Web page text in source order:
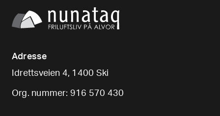
Adresse
Idrettsveien 4, 1400 Ski
Org. nummer: 916 570 430